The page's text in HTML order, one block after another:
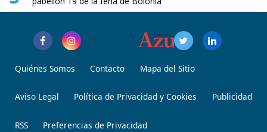
Quiénes Somos Contacto Mapa del Sitio
Aviso Legal Política de Privacidad y Cookies Publicidad
RSS Preferencias de Privacidad